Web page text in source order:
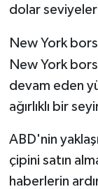
dolar
New York
New York
devam eden
ağırlıklı bir
ABD'nin
çipini satın
haberlerin